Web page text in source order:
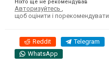
Ніхто ще не рекомендував
Авторизуйтесь
щоб оцінити і порекомендувати
Reddit Telegram
WhatsApp